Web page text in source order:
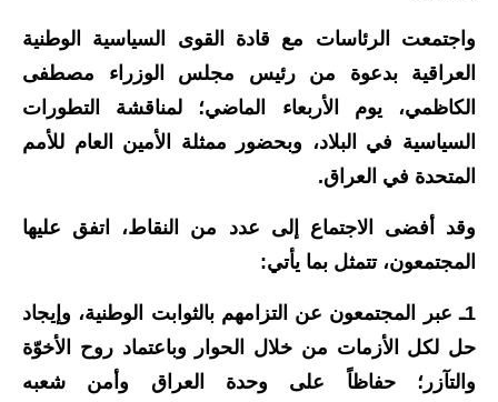
المرحلة المتوسطة
المرحلة الاعدادية
المرحلة الابتدائية
المرحلة الاعدادية
ملازم دراسية
واجتمعت الرئاسات مع قادة القوى السياسية الوطنية
العراقية بدعوة من رئيس مجلس الوزراء مصطفى
الكاظمي، يوم الأربعاء الماضي؛ لمناقشة التطورات
السياسية في البلاد، وبحضور ممثلة الأمين العام للأمم
المتحدة في العراق.
وقد أفضى الاجتماع إلى عدد من النقاط، اتفق عليها
المجتمعون، تتمثل بما يأتي:
1ـ عبر المجتمعون عن التزامهم بالثوابت الوطنية، وإيجاد
حل لكل الأزمات من خلال الحوار وباعتماد روح الأخوّة
والتآزر؛ حفاظاً على وحدة العراق وأمن شعبه